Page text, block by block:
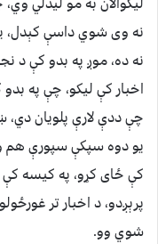
نه وی شوي داسې کېدل،
نه ده، موږ په بدو کې د
اخبار کې لیکو، چې په
چې ددې لارې پلویان دي،
یو دوه سپکې سپورې هم
کې ځای کړو، په کیسه کې
پرېږدو، د اخبار تر
شوي وو.